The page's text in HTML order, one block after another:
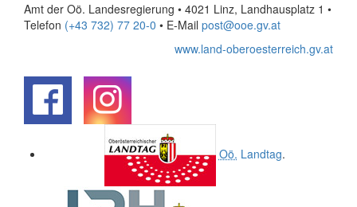
Amt der Oö. Landesregierung • 4021 Linz, Landhausplatz 1 •
Telefon (+43 732) 77 20-0 • E-Mail post@ooe.gv.at
www.land-oberoesterreich.gv.at
Oö. Landtag.